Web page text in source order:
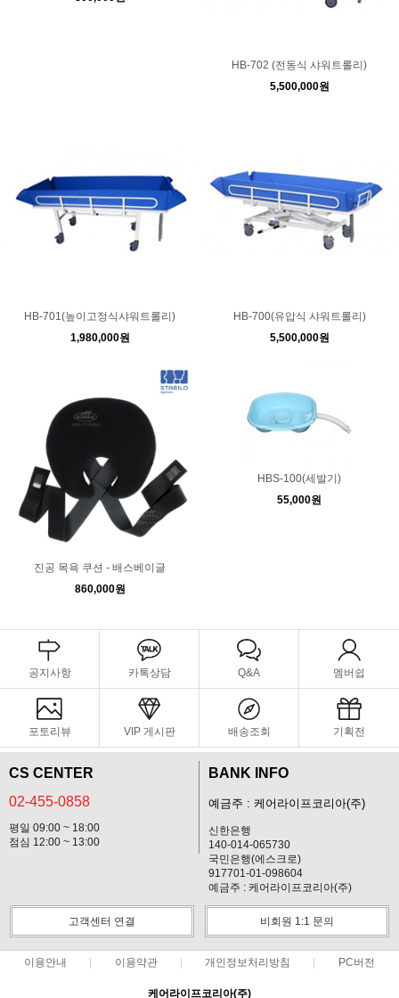
HB-702 (전동식 샤워트롤리)
5,500,000원
HB-701(높이고정식샤워트롤리)
1,980,000원
HB-700(유압식 샤워트롤리)
5,500,000원
진공 목욕 쿠션 - 배스베이글
860,000원
HBS-100(세발기)
55,000원
공지사항 카톡상담 Q&A 멤버쉽
포토리뷰 VIP 게시판 배송조회 기획전
CS CENTER
02-455-0858
평일 09:00 ~ 18:00
점심 12:00 ~ 13:00
BANK INFO
예금주 : 케어라이프코리아(주)
신한은행
140-014-065730
국민은행(에스크로)
917701-01-098604
예금주 : 케어라이프코리아(주)
고객센터 연결 비회원 1:1 문의
이용안내 이용약관 개인정보처리방침 PC버전
케어라이프코리아(주)